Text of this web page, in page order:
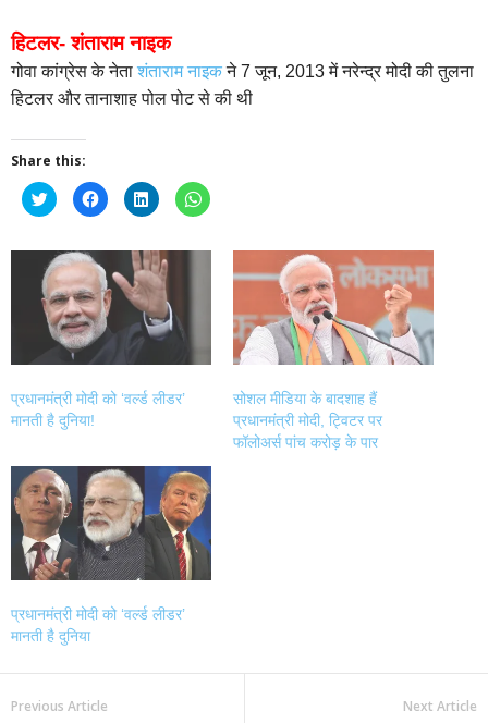
हिटलर- शंताराम नाइक
गोवा कांग्रेस के नेता शंताराम नाइकने 7 जून, 2013 में नरेन्द्र मोदी की तुलना
हिटलर और तानाशाह पोल पोट से की थी
Share this:
Click
to
share
Twitter
(Opens
in
new
window)
Click
to
share
Facebook
(Opens
in
new
window)
Click
to
share
LinkedIn
(Opens
in
new
window)
Click
to
WhatsApp
प्रधानमंत्री मोदी को ‘वर्ल्ड लीडर’
मानती है दुनिया!
सोशल मीडिया के बादशाह हैं
प्रधानमंत्री मोदी, ट्विटर पर
फॉलोअर्स पांच करोड़ के पार
प्रधानमंत्री मोदी को ‘वर्ल्ड लीडर’
मानती है दुनिया
Previous Article Next Article